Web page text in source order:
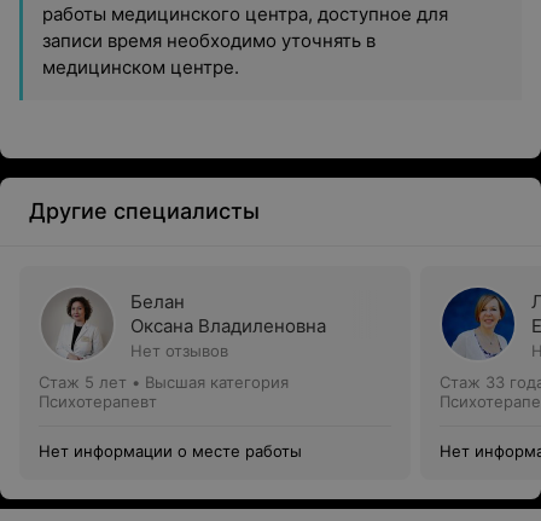
работы медицинского центра, доступное для
записи время необходимо уточнять в
медицинском центре.
Другие специалисты
Белан
Оксана Владиленовна
Нет отзывов
Стаж 5 лет • Высшая категория
Психотерапевт
Нет информации о месте работы
Стаж 33
Нет